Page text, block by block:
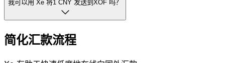
我可以用 Xe 将1 CNY 发送到XOF 吗？
简化汇款流程